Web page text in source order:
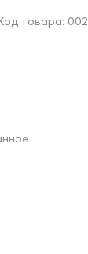
товара: